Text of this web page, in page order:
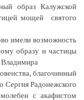
образ Калужской
мощей святого
имели возможность
образу и частицы
Владимира
благочинный
Сергия Радонежского
с акафистом